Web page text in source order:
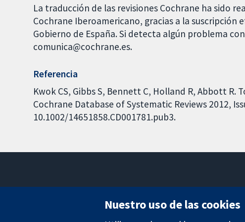
La traducción de las revisiones Cochrane ha sido
Cochrane Iberoamericano, gracias a la suscripción
Gobierno de España. Si detecta algún problema
comunica@cochrane.es.
Referencia
Kwok CS, Gibbs S, Bennett C, Holland R, Abbott
Cochrane Database of Systematic Reviews 2012,
10.1002/14651858.CD001781.pub3.
Nuestro uso de las cookies